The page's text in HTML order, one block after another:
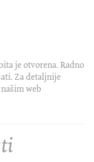
je otvorena. Radno
Za detaljnije
web